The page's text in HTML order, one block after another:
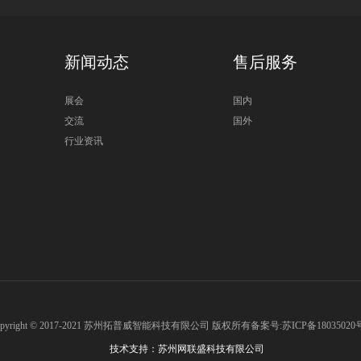
新闻动态
展会
交流
行业资讯
售后服务
国内
国外
© 2017-2021 苏州拓普威智能科技有限公司 版权所有备案号:苏ICP备18035020
技术支持：苏州网联盛科技有限公司